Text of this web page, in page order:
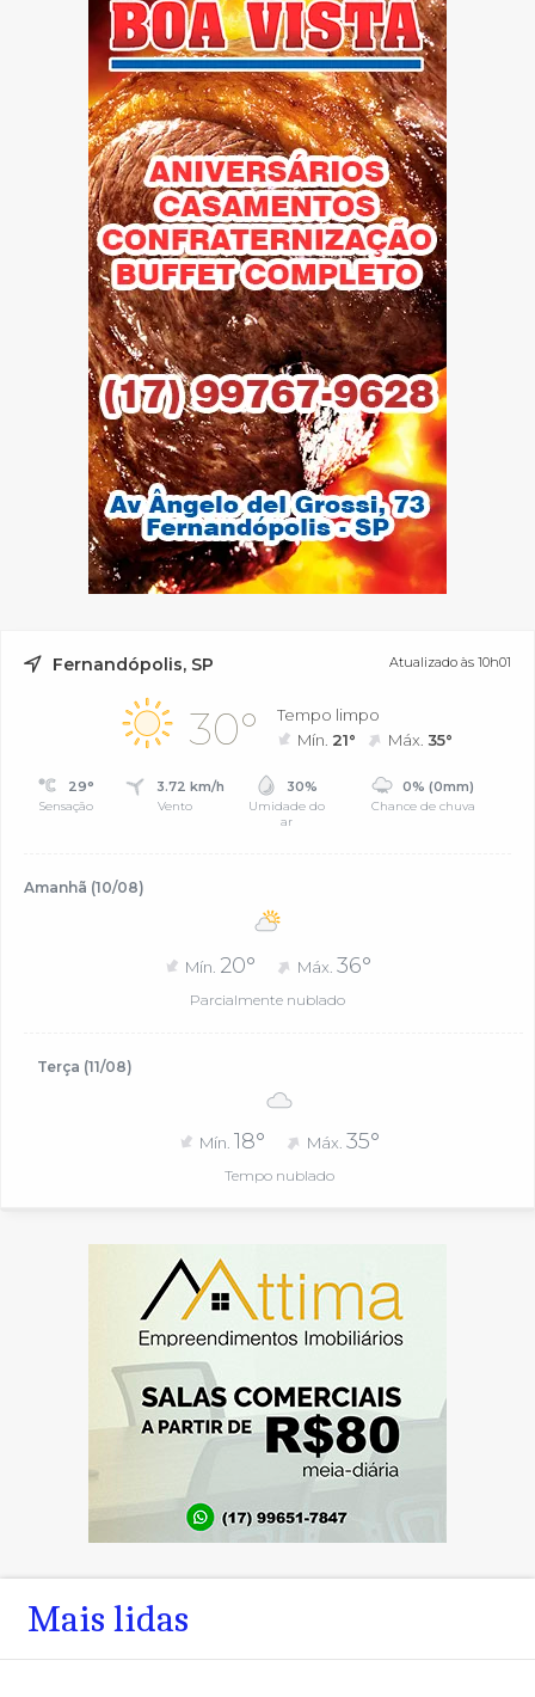
Fernandópolis, SP Atualizado às 10h01
30°
Tempo limpo
Mín. 21° Máx.35°
29°
Sensação
3.72 km/h
Vento
30%
Umidade do
ar
0% (0mm)
Chance de chuva
Amanhã (10/08)
Mín. 20° Máx. 36°
Parcialmente nublado
Terça (11/08)
Mín. 18° Máx.35°
Tempo nublado
Mais lidas